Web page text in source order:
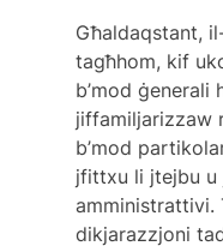
Għaldaqstant,
tagħhom, kif
b’mod ġenerali
jiffamiljarizzaw
b’mod
jfittxu li jtejbu
amministrattivi.
dikjarazzjoni